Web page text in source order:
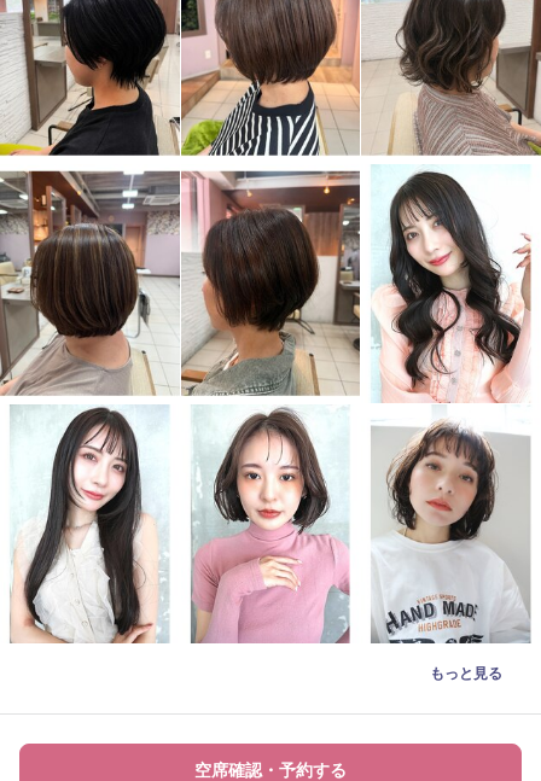
もっと見る
空席確認・予約する